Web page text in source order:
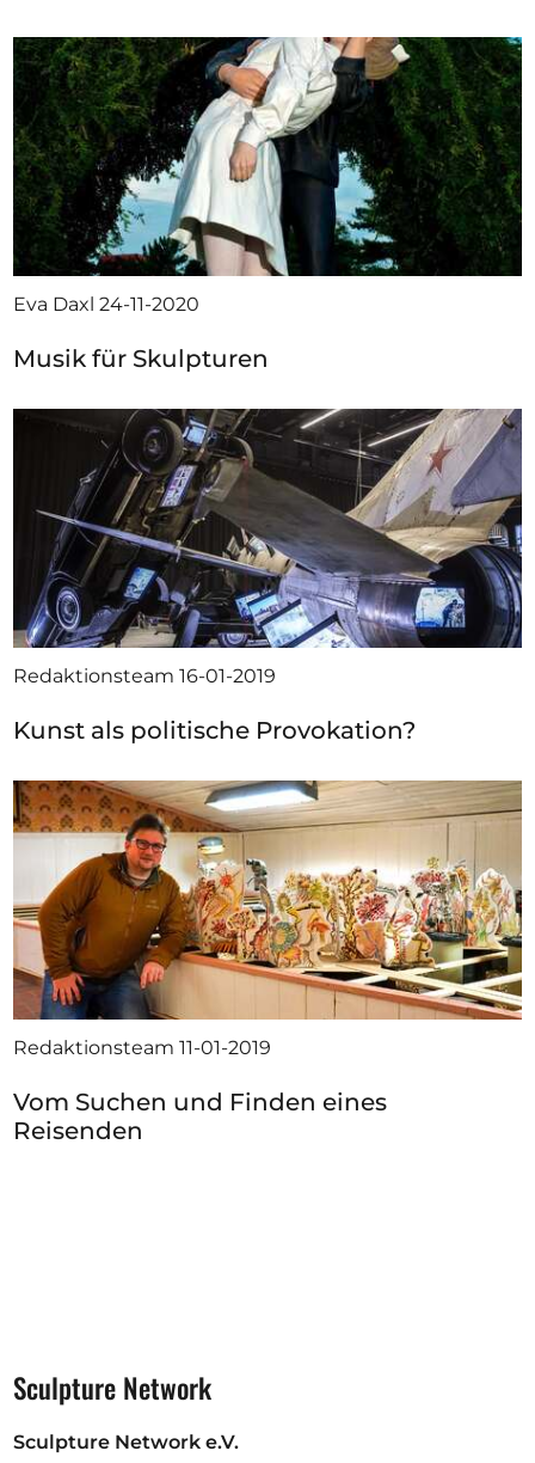
Eva Daxl24-11-2020
Musik für Skulpturen
Redaktionsteam16-01-2019
Kunst als politische Provokation?
Redaktionsteam11-01-2019
Vom Suchen und Finden eines
Reisenden
Sculpture Network
Sculpture Network e.V.